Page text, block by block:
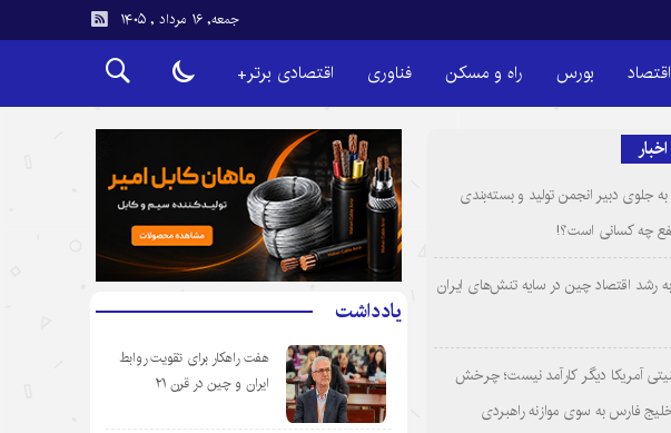
جمعه, ۱۶ مرداد , ۱۴۰۵
اقتصاد بورس راه و مسکن فناوری اقتصادی برتر+
به جلوی دبیر انجمن تولید و بسته‌بندی
چه کسانی است؟!
رشد اقتصاد چین در سایه تنش‌های ایران
آمریکا دیگر کارآمد نیست؛ چرخش
فارس به سوی موازنه راهبردی
یادداشت
هفت راهکار برای تقویت روابط
ایران و چین در قرن ۲۱